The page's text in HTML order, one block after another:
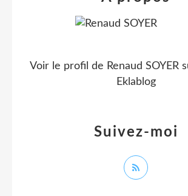
Suivez-moi
Voir le profil de Renaud SOYER
Eklablog